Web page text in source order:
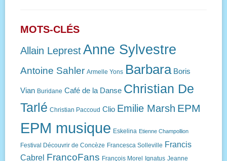
MOTS-CLÉS
Allain LeprestAnne Sylvestre
Antoine Sahler Armelle Yons Barbara Boris
Vian Buridane Café de la Danse Christian De
Tarlé Christian Paccoud Clio Emilie Marsh EPM
EPM musique Eskelina Etienne Champollion
Festival Découvrir de Concèze Francesca Solleville Francis
Cabrel FrancoFans François Morel Ignatus Jeanne